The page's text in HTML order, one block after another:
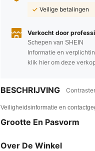
Veilige betalingen
Verkocht door
Schepen van SHEIN
Informatie en
BESCHRIJVING
Veiligheidsinformatie en
Grootte En Pasvorm
Over De Winkel
4.88